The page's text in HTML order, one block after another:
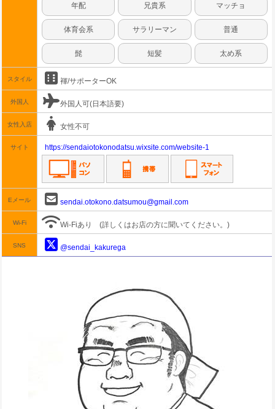
年配 兄貴系 マッチョ
体育会系 サラリーマン 普通
髭 短髪 太め系
スタイル 褌/サポーターOK
外国人 外国人可(日本語要)
女性入店 女性不可
サイト https://sendaiotokonodatsu.wixsite.com/website-1
Eメール sendai.otokono.datsumou@gmail.com
Wi-Fi Wi-Fiあり(詳しくはお店の方に聞いてください。)
SNS @sendai_kakurega